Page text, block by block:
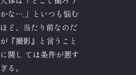
かな….」といつも悩む
ほど、当たり前なのだ
が『撮影』と言うこと
に関し ては条件が悪す
ぎる。